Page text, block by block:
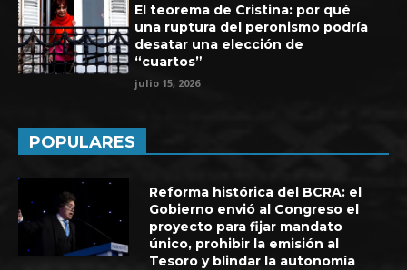
El teorema de Cristina: por qué
una ruptura del peronismo podría
desatar una elección de
“cuartos”
julio 15, 2026
POPULARES
Reforma histórica del BCRA: el
Gobierno envió al Congreso el
proyecto para fijar mandato
único, prohibir la emisión al
Tesoro y blindar la autonomía